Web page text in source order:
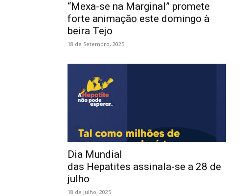
“Mexa-se na Marginal” promete
forte animação este domingo à
beira Tejo
18 de Setembro, 2025
Dia Mundial
das Hepatites assinala-se a 28 de
julho
18 de Julho, 2025